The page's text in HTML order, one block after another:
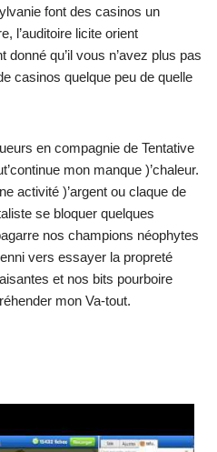
font des casinos un
l’auditoire licite orient
qu’il vous n’avez plus pas
casinos quelque peu de quelle
en compagnie de Tentative
mon manque )’chaleur.
activité )’argent ou claque de
se bloquer quelques
nos champions néophytes
vers essayer la propreté
et nos bits pourboire
mon Va-tout.